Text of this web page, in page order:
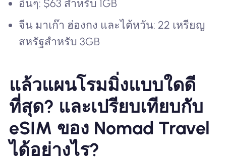
อื่นๆ: $63 สำหรับ 1GB
จีน มาเก๊า ฮ่องกง และไต้หวัน: 22 เหรียญ
สหรัฐสำหรับ 3GB
แล้วแผนโรมมิ่งแบบใดดี
ที่สุด? และเปรียบเทียบกับ
eSIM ของ Nomad Travel
ได้อย่างไร?